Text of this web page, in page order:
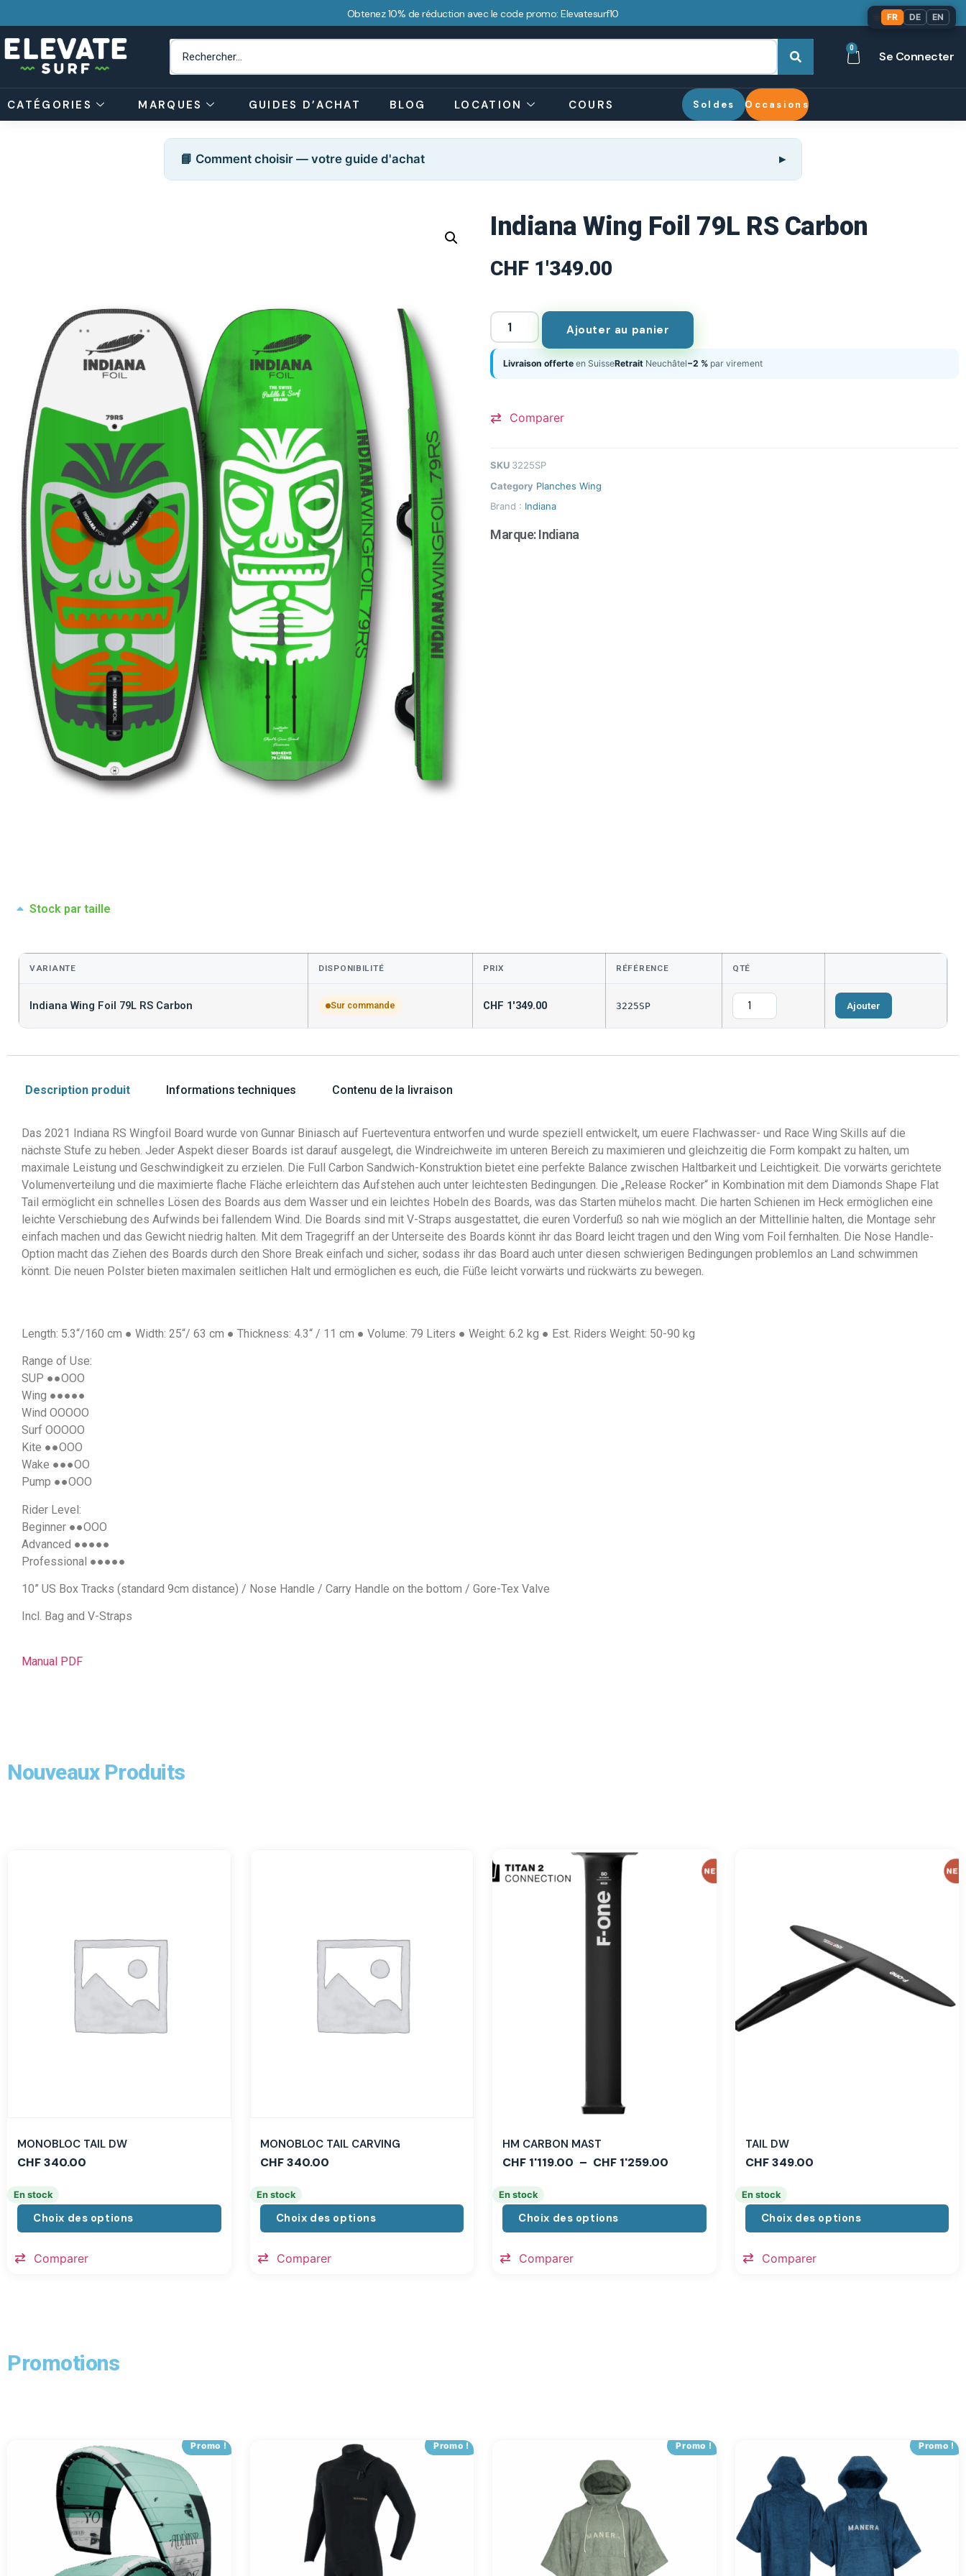
Obtenez 10% de réduction avec le code promo: Elevatesurf10
0
Se Connecter
CATÉGORIES MARQUES GUIDES D’ACHAT BLOG LOCATION COURS Soldes Occasions
📘 Comment choisir — votre guide d'achat
Indiana Wing Foil 79L RS Carbon
CHF 1'349.00
Ajouter au panier
Livraison offerte en SuisseRetrait Neuchâtel−2 % par virement
Comparer
SKU 3225SP
Category Planches Wing
Brand : Indiana
Marque:Indiana
Stock par taille
VARIANTE DISPONIBILITÉ PRIX RÉFÉRENCE QTÉ
Indiana Wing Foil 79L RS Carbon Sur commande CHF 1'349.00 3225SP Ajouter
Description produit Informations techniques Contenu de la livraison
Das 2021 Indiana RS Wingfoil Board wurde von Gunnar Biniasch auf Fuerteventura entworfen und wurde speziell entwickelt, um euere Flachwasser- und Race Wing Skills auf die
nächste Stufe zu heben. Jeder Aspekt dieser Boards ist darauf ausgelegt, die Windreichweite im unteren Bereich zu maximieren und gleichzeitig die Form kompakt zu halten, um
maximale Leistung und Geschwindigkeit zu erzielen. Die Full Carbon Sandwich-Konstruktion bietet eine perfekte Balance zwischen Haltbarkeit und Leichtigkeit. Die vorwärts gerichtete
Volumenverteilung und die maximierte flache Fläche erleichtern das Aufstehen auch unter leichtesten Bedingungen. Die „Release Rocker“ in Kombination mit dem Diamonds Shape Flat
Tail ermöglicht ein schnelles Lösen des Boards aus dem Wasser und ein leichtes Hobeln des Boards, was das Starten mühelos macht. Die harten Schienen im Heck ermöglichen eine
leichte Verschiebung des Aufwinds bei fallendem Wind. Die Boards sind mit V-Straps ausgestattet, die euren Vorderfuß so nah wie möglich an der Mittellinie halten, die Montage sehr
einfach machen und das Gewicht niedrig halten. Mit dem Tragegriff an der Unterseite des Boards könnt ihr das Board leicht tragen und den Wing vom Foil fernhalten. Die Nose Handle-
Option macht das Ziehen des Boards durch den Shore Break einfach und sicher, sodass ihr das Board auch unter diesen schwierigen Bedingungen problemlos an Land schwimmen
könnt. Die neuen Polster bieten maximalen seitlichen Halt und ermöglichen es euch, die Füße leicht vorwärts und rückwärts zu bewegen.
Length: 5.3“/160 cm ● Width: 25“/ 63 cm ● Thickness: 4.3“ / 11 cm ● Volume: 79 Liters ● Weight: 6.2 kg ● Est. Riders Weight: 50-90 kg
Range of Use:
SUP ●●OOO
Wing ●●●●●
Wind OOOOO
Surf OOOOO
Kite ●●OOO
Wake ●●●OO
Pump ●●OOO
Rider Level:
Beginner ●●OOO
Advanced ●●●●●
Professional ●●●●●
10” US Box Tracks (standard 9cm distance) / Nose Handle / Carry Handle on the bottom / Gore-Tex Valve
Incl. Bag and V-Straps
Manual PDF
Nouveaux Produits
MONOBLOC TAIL DW
CHF340.00
En stock
Choix des options
Comparer
MONOBLOC TAIL CARVING
CHF340.00
En stock
Choix des options
Comparer
HM CARBON MAST
CHF 1'119.00 – CHF 1'259.00
En stock
Choix des options
Comparer
TAIL DW
CHF349.00
En stock
Choix des options
Comparer
Promotions
Promo ! Promo ! Promo ! Promo !
FR DE EN